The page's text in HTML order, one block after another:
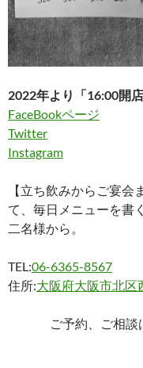
2022年より「16:00開
FaceBookページ
Twitter
Instagram
【立ち飲みからご宴
て、毎日メニューを書
二名様から。
TEL:06-6365-8567
住所:大阪府大阪市北区
ご予約、ご相談